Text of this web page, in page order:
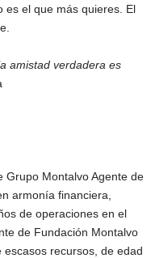
es el que más quieres. El
amistad verdadera es
Grupo Montalvo Agente de
armonía financiera,
de operaciones en el
de Fundación Montalvo
recursos, de edad